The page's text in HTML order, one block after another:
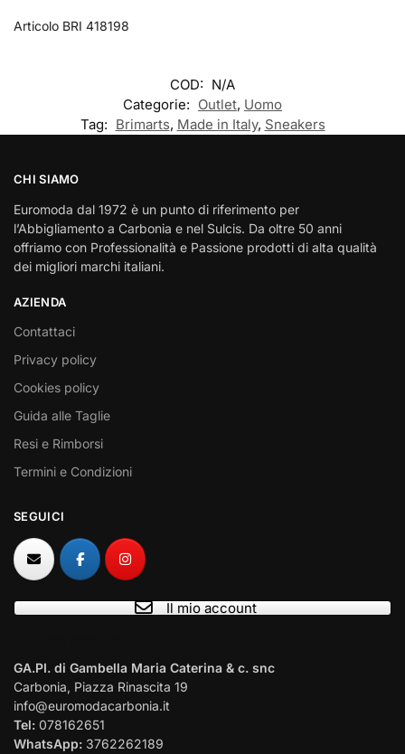
Articolo BRI 418198
COD: N/A
Categorie: Outlet, Uomo
Tag: Brimarts, Made in Italy, Sneakers
CHI SIAMO
Euromoda dal 1972 è un punto di riferimento per
l’Abbigliamento a Carbonia e nel Sulcis. Da oltre 50 anni
offriamo con Professionalità e Passione prodotti di alta qualità
dei migliori marchi italiani.
AZIENDA
Contattaci
Privacy policy
Cookies policy
Guida alle Taglie
Resi e Rimborsi
Termini e Condizioni
SEGUICI
Il mio account
GA.PI. di Gambella Maria Caterina & c. snc
Carbonia, Piazza Rinascita 19
info@euromodacarbonia.it
Tel: 078162651
WhatsApp: 3762262189